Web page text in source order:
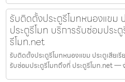
รับติดตั้งประตูรีโมทหนองแขม
ประตูรีโมท บริการรับซ่อมประ
รีโมท.net
รับติดตั้งประตูรีโมทหนองแขม ประตูเสียเ
รับซ่อมประตูรีโมทถึงที่ ประตูรีโมท.net —